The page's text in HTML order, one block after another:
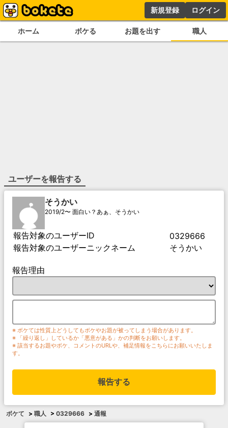
新規登録 ログイン
ホーム ボケる お題を出す 職人
ユーザーを報告する
そうかい
2019/2〜 面白い？あぁ、そうかい
報告対象のユーザーID
0329666
報告対象のユーザーニックネーム
そうかい
報告理由
※ ボケては性質上どうしてもボケやお題が被ってしまう場合があります。
※ 「繰り返し」しているか「悪意がある」かの判断をお願いします。
※ 該当するお題やボケ、コメントのURLや、補足情報をこちらにお願いいたしま
す。
報告する
ボケて > 職人 > 0329666 > 通報